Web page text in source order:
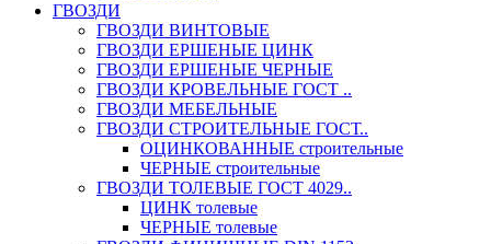
ГВОЗДИ
ГВОЗДИ ВИНТОВЫЕ
ГВОЗДИ ЕРШЕНЫЕ ЦИНК
ГВОЗДИ ЕРШЕНЫЕ ЧЕРНЫЕ
ГВОЗДИ КРОВЕЛЬНЫЕ ГОСТ ..
ГВОЗДИ МЕБЕЛЬНЫЕ
ГВОЗДИ СТРОИТЕЛЬНЫЕ ГОСТ..
ОЦИНКОВАННЫЕ строительные
ЧЕРНЫЕ строительные
ГВОЗДИ ТОЛЕВЫЕ ГОСТ 4029..
ЦИНК толевые
ЧЕРНЫЕ толевые